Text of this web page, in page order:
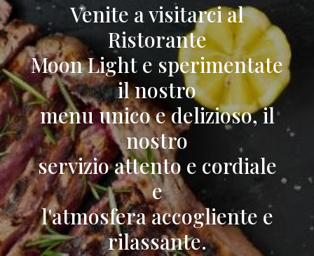
Venite a visitarci al
Ristorante
Moon Light e sperimentate
il nostro
menu unico e delizioso, il
nostro
servizio attento e cordiale
e
l'atmosfera accogliente e
rilassante.